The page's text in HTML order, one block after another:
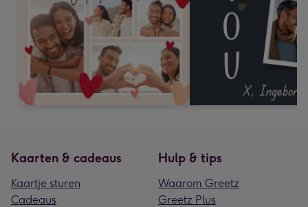
Kaarten & cadeaus
Kaartje sturen
Cadeaus
Hulp & tips
Waarom Greetz
Greetz Plus